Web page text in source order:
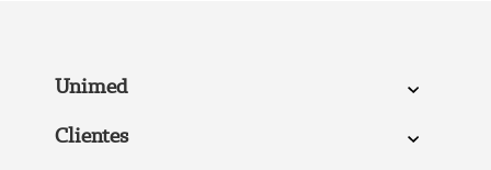
Unimed
Clientes